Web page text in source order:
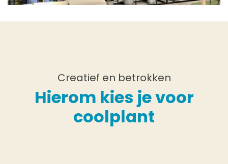
Creatief en betrokken
Hierom kies je voor
coolplant